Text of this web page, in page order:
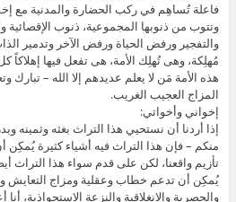
فاعلة تُساهِم في ركب الحضارة والمدنية مع
وتتوب من ذنوبها المجموعية، ذنوب الإقصائية
والتفجير ورفض الحياة ورفض الآخر وتدمير
مُهلِكة، وهى تُهلِك الأمة، هى تفعل فيها
هذه الأمة مَن لا يعلم عديدهم إلا الله – تبارك
المزاج العجيب الغريب.
إخواني وأخواتي:
إذا أردنا أن نستحيي هذا التراث بغثه وثمينه
منكم – فإن هذا التراث فيه أشياء كثيرة
تأزيم واقعنا، لكن على قدم سواء هذا التراث
يُمكِن أن تدعم خطاب وعقلية ومزاج التعايش
والحصرية والانغلاقية والنزعة الاستحواذية،